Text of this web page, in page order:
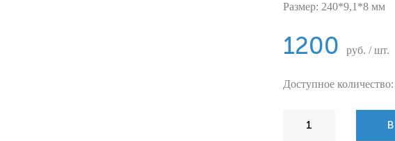
Размер: 240*9,1*8 мм
1200 руб. / шт.
Доступное